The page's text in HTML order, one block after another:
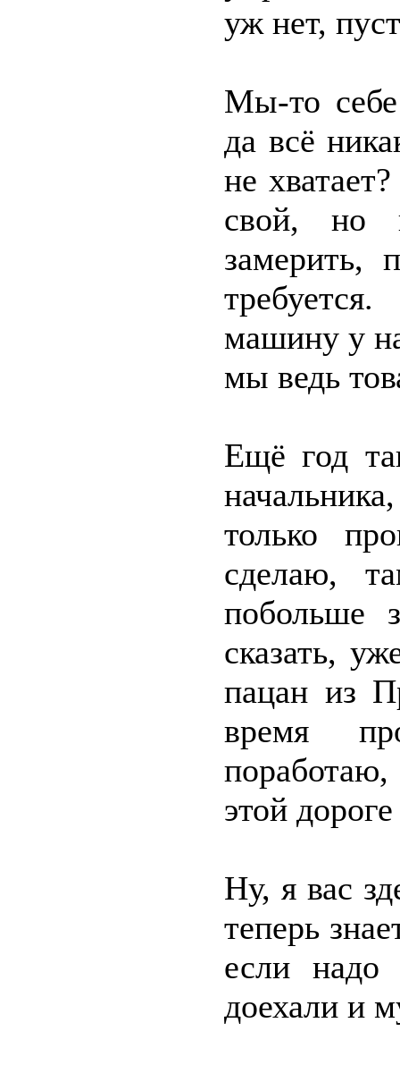
уж нет,
Мы-то себе
да всё
не
свой, но
замерить,
машину у
мы ведь
Ещё год
только
сделаю,
побольше
сказать,
пацан из
время
этой
Ну, я вас
теперь
если надо
доехали и